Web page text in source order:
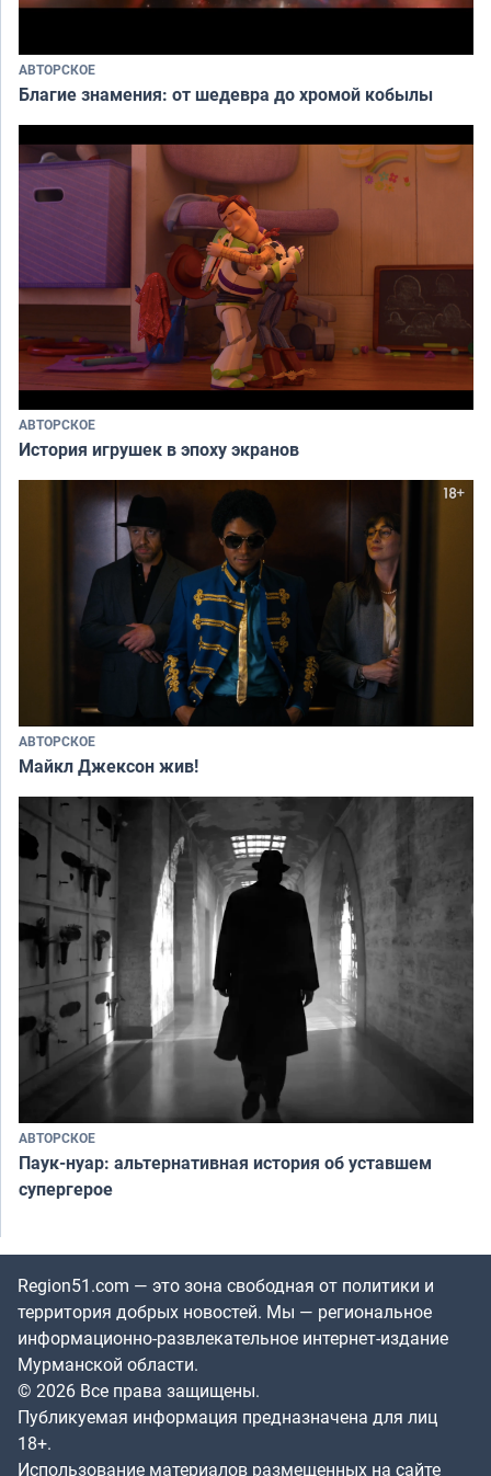
АВТОРСКОЕ
Благие знамения: от шедевра до хромой кобылы
АВТОРСКОЕ
История игрушек в эпоху экранов
АВТОРСКОЕ
Майкл Джексон жив!
АВТОРСКОЕ
Паук-нуар: альтернативная история об уставшем
супергерое
Region51.com — это зона свободная от политики и
территория добрых новостей. Мы — региональное
информационно-развлекательное интернет-издание
Мурманской области.
© 2026 Все права защищены.
Публикуемая информация предназначена для лиц
18+.
Использование материалов размещенных на сайте